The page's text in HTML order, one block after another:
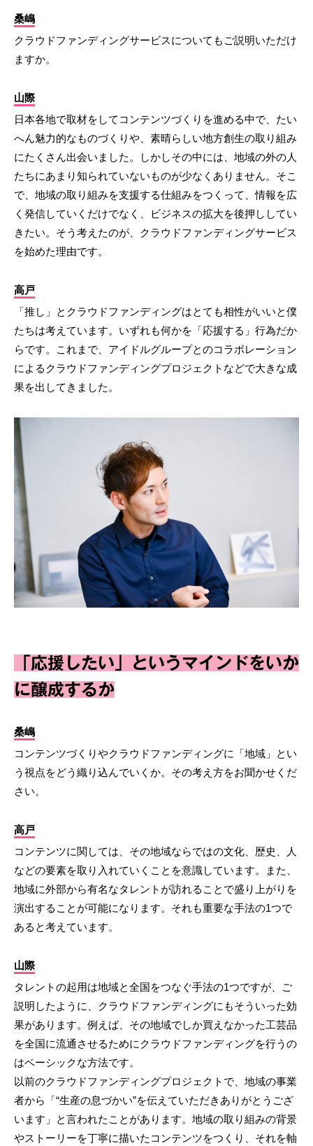
桑嶋
クラウドファンディングサービスについてもご説明いただけ
ますか。
山際
日本各地で取材をしてコンテンツづくりを進める中で、たい
へん魅力的なものづくりや、素晴らしい地方創生の取り組み
にたくさん出会いました。しかしその中には、地域の外の人
たちにあまり知られていないものが少なくありません。そこ
で、地域の取り組みを支援する仕組みをつくって、情報を広
く発信していくだけでなく、ビジネスの拡大を後押ししてい
きたい。そう考えたのが、クラウドファンディングサービス
を始めた理由です。
高戸
「推し」とクラウドファンディングはとても相性がいいと僕
たちは考えています。いずれも何かを「応援する」行為だか
らです。これまで、アイドルグループとのコラボレーション
によるクラウドファンディングプロジェクトなどで大きな成
果を出してきました。
「応援したい」というマインドをいか
に醸成するか
桑嶋
コンテンツづくりやクラウドファンディングに「地域」とい
う視点をどう織り込んでいくか。その考え方をお聞かせくだ
さい。
高戸
コンテンツに関しては、その地域ならではの文化、歴史、人
などの要素を取り入れていくことを意識しています。また、
地域に外部から有名なタレントが訪れることで盛り上がりを
演出することが可能になります。それも重要な手法の1つで
あると考えています。
山際
タレントの起用は地域と全国をつなぐ手法の1つですが、ご
説明したように、クラウドファンディングにもそういった効
果があります。例えば、その地域でしか買えなかった工芸品
を全国に流通させるためにクラウドファンディングを行うの
はベーシックな方法です。
以前のクラウドファンディングプロジェクトで、地域の事業
者から「“生産の息づかい”を伝えていただきありがとうござ
います」と言われたことがあります。地域の取り組みの背景
やストーリーを丁寧に描いたコンテンツをつくり、それを軸